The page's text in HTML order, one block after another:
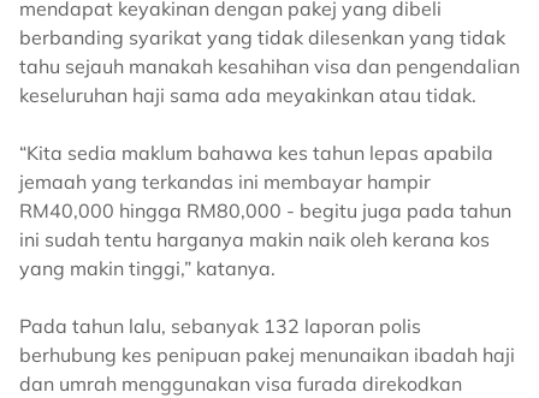
mendapat keyakinan dengan pakej yang dibeli
berbanding syarikat yang tidak dilesenkan yang tidak
tahu sejauh manakah kesahihan visa dan pengendalian
keseluruhan haji sama ada meyakinkan atau tidak.
“Kita sedia maklum bahawa kes tahun lepas apabila
jemaah yang terkandas ini membayar hampir
RM40,000 hingga RM80,000 - begitu juga pada tahun
ini sudah tentu harganya makin naik oleh kerana kos
yang makin tinggi,” katanya.
Pada tahun lalu, sebanyak 132 laporan polis
berhubung kes penipuan pakej menunaikan ibadah haji
dan umrah menggunakan visa furada direkodkan